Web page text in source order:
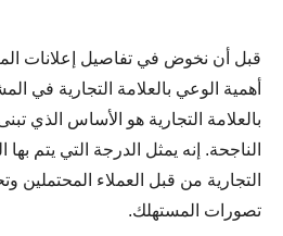
قبل أن نخوض في تفاصيل إعلانات
أهمية الوعي بالعلامة التجارية في
بالعلامة التجارية هو الأساس الذي
الناجحة. إنه يمثل الدرجة التي يتم
التجارية من قبل العملاء المحتملين
تصورات المستهلك.